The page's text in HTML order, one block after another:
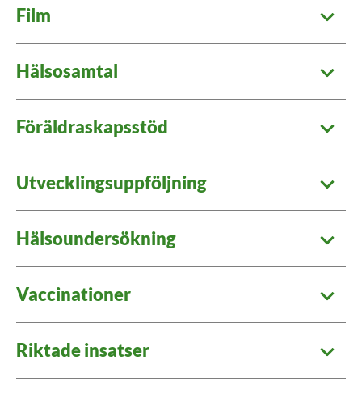
Film
Hälsosamtal
Föräldraskapsstöd
Utvecklingsuppföljning
Hälsoundersökning
Vaccinationer
Riktade insatser